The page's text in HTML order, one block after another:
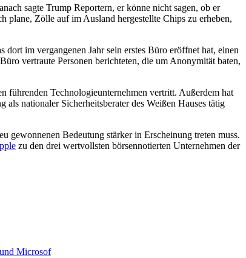
sagte Trump Reportern, er könne nicht sagen, ob er
plane, Zölle auf im Ausland hergestellte Chips zu erheben,
im vergangenen Jahr sein erstes Büro eröffnet hat, einen
vertraute Personen berichteten, die um Anonymität baten,
führenden Technologieunternehmen vertritt. Außerdem hat
nationaler Sicherheitsberater des Weißen Hauses tätig
gewonnenen Bedeutung stärker in Erscheinung treten muss.
zu den drei wertvollsten börsennotierten Unternehmen der
Microsof